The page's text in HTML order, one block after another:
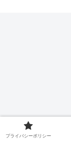
プライバシーポリシー